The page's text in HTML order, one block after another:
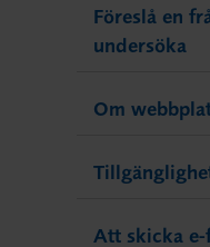
Föreslå en
undersöka
Om
Att skicka